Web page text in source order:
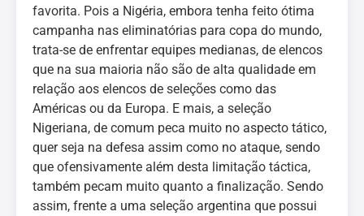
favorita. Pois a Nigéria, embora tenha feito ótima
campanha nas eliminatórias para copa do mundo,
trata-se de enfrentar equipes medianas, de elencos
que na sua maioria não são de alta qualidade em
relação aos elencos de seleções como das
Américas ou da Europa. E mais, a seleção
Nigeriana, de comum peca muito no aspecto tático,
quer seja na defesa assim como no ataque, sendo
que ofensivamente além desta limitação táctica,
também pecam muito quanto a finalização. Sendo
assim, frente a uma seleção argentina que possui